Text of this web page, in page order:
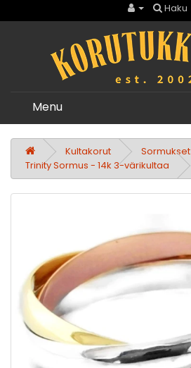
Haku
Menu
Kultakorut
Sormukset
Trinity Sormus - 14k 3-värikultaa